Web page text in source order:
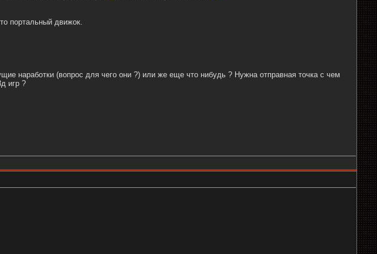
портальный движок.
наработки (вопрос для чего они ?) или же еще что нибудь ? Нужна отправная точка с чем
игр ?